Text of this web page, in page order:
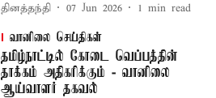
தினத்தந்தி 07 Jun 2026 1 min read
வானிலை செய்திகள்
தமிழ்நாட்டில் கோடை வெப்பத்தின்
தாக்கம் அதிகரிக்கும் - வானிலை
ஆய்வாளர் தகவல்